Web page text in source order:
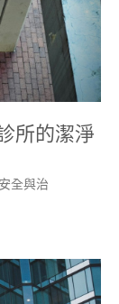
所的潔淨
全與治